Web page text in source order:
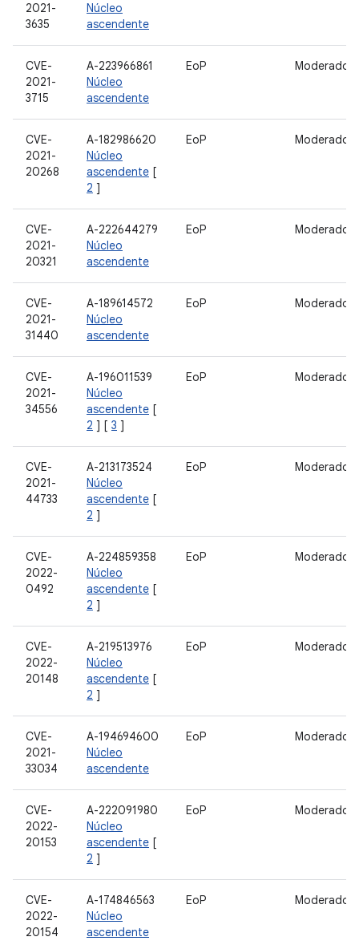
2021-
3635
Núcleo
ascendente
CVE-
2021-
3715
A-223966861
Núcleo
ascendente
EoP Moderado
CVE-
2021-
20268
A-182986620
Núcleo
ascendente [
2 ]
EoP Moderado
CVE-
2021-
20321
A-222644279
Núcleo
ascendente
EoP Moderado
CVE-
2021-
31440
A-189614572
Núcleo
ascendente
EoP Moderado
CVE-
2021-
34556
A-196011539
Núcleo
ascendente [
2 ] [ 3 ]
EoP Moderado
CVE-
2021-
44733
A-213173524
Núcleo
ascendente [
2 ]
EoP Moderado
CVE-
2022-
0492
A-224859358
Núcleo
ascendente [
2 ]
EoP Moderado
CVE-
2022-
20148
A-219513976
Núcleo
ascendente [
2 ]
EoP Moderado
CVE-
2021-
33034
A-194694600
Núcleo
ascendente
EoP Moderado
CVE-
2022-
20153
A-222091980
Núcleo
ascendente [
2 ]
EoP Moderado
CVE-
2022-
20154
A-174846563
Núcleo
ascendente
EoP Moderado